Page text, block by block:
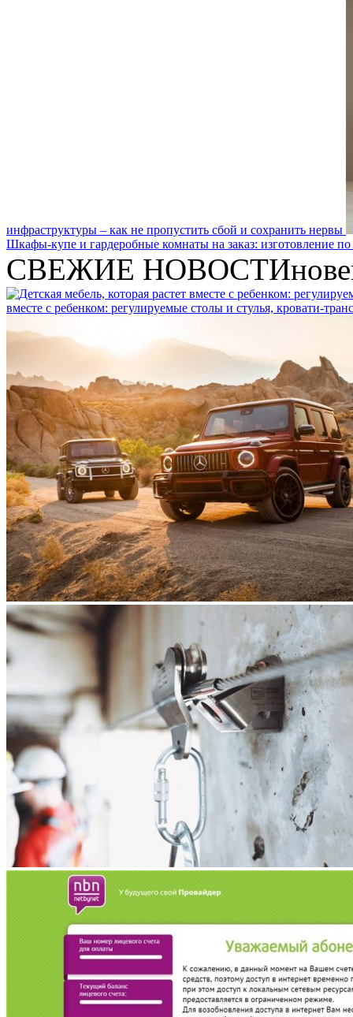
инфраструктуры – как не пропустить сбой и сохранить нервы
Шкафы-купе и гардеробные комнаты на заказ: изготовление по
СВЕЖИЕ НОВОСТИ
вместе с ребенком: регулируемые столы и стулья, кровати-